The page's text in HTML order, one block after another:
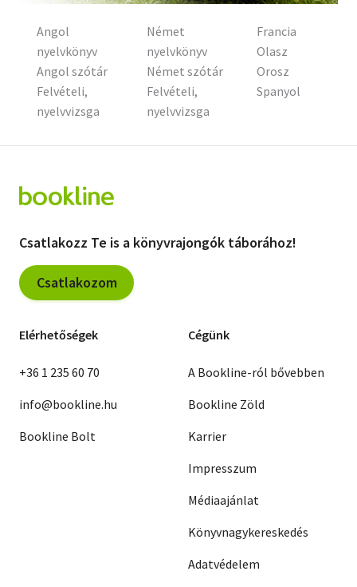
Szótár, nyelvkönyv
Tankönyv, segédkönyv
Társadalomtudomány
Vallás
Angol
nyelvkönyv
Angol szótár
Felvételi,
nyelvvizsga
Német
nyelvkönyv
Német szótár
Felvételi,
nyelvvizsga
Francia
Olasz
Orosz
Spanyol
Csatlakozz Te is a könyvrajongók táborához!
Csatlakozom
Elérhetőségek
+36 1 235 60 70
info@bookline.hu
Bookline Bolt
Cégünk
A Bookline-ról bővebben
Bookline Zöld
Karrier
Impresszum
Médiaajánlat
Könyvnagykereskedés
Adatvédelem